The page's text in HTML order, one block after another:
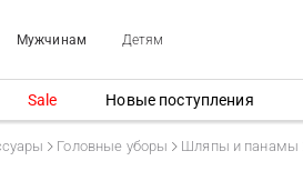
Мужчинам Детям
Sale Новые поступления
Головные уборы Шляпы и панамы